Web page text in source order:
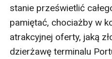
stanie prześwietlić
pamiętać, chociażby w
atrakcyjnej oferty, jaką
dzierżawę terminalu